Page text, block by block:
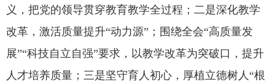
义，把党的领导贯穿教育教学全过程；二是深化教学
改革，激活质量提升“动力源”；围绕全会“高质量发
展”“科技自立自强”要求，以教学改革为突破口，提升
人才培养质量；三是坚守育人初心，厚植立德树人“根